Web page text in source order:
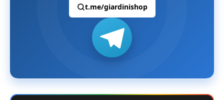
t.me/giardinishop